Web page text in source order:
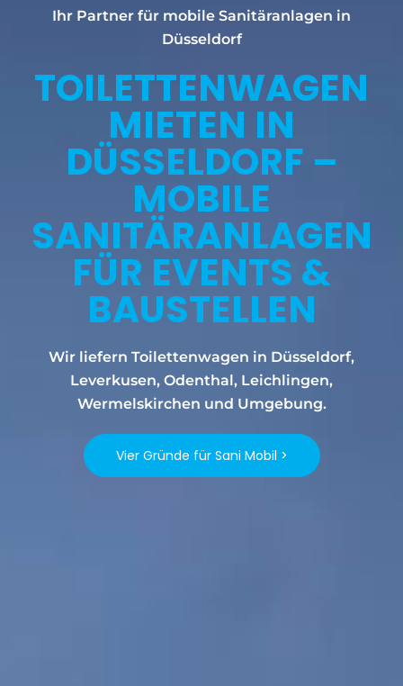
Ihr Partner für mobile Sanitäranlagen in
Düsseldorf
TOILETTENWAGEN
MIETEN IN
DÜSSELDORF –
MOBILE
SANITÄRANLAGEN
FÜR EVENTS &
BAUSTELLEN
Wir liefern Toilettenwagen in Düsseldorf,
Leverkusen, Odenthal, Leichlingen,
Wermelskirchen und Umgebung.
Vier Gründe für Sani Mobil >